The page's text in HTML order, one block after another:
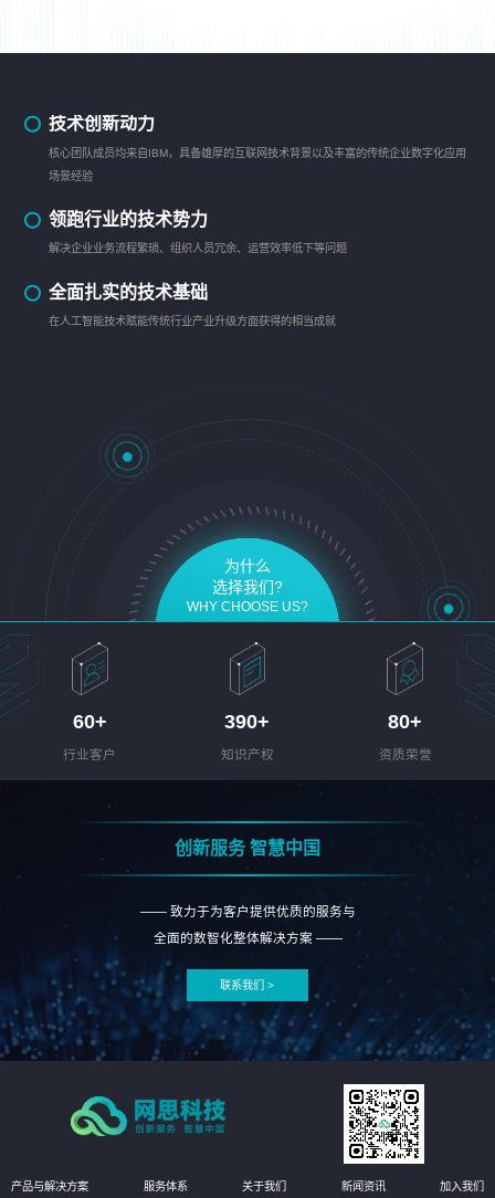
技术创新动力
核心团队成员均来自IBM，具备雄厚的互联网技术背景以及丰富的传统企业数字化应用
场景经验
领跑行业的技术势力
解决企业业务流程繁琐、组织人员冗余、运营效率低下等问题
全面扎实的技术基础
在人工智能技术赋能传统行业产业升级方面获得的相当成就
为什么
选择我们?
WHY CHOOSE US?
60+
行业客户
390+
知识产权
80+
资质荣誉
创新服务 智慧中国
—— 致力于为客户提供优质的服务与
全面的数智化整体解决方案 ——
联系我们 >
产品与解决方案 服务体系 关于我们 新闻资讯 加入我们